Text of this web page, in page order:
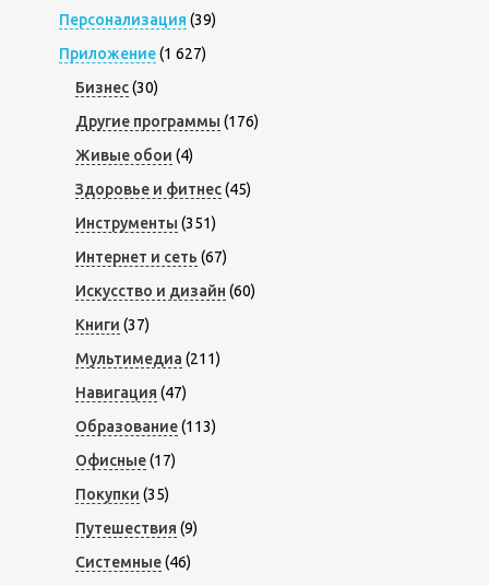
Персонализация (39)
Приложение(1 627)
Бизнес(30)
Другие программы (176)
Живые обои (4)
Здоровье и фитнес(45)
Инструменты (351)
Интернет и сеть (67)
Искусство и дизайн (60)
Книги (37)
Мультимедиа (211)
Навигация (47)
Образование(113)
Офисные(17)
Покупки (35)
Путешествия (9)
Системные(46)